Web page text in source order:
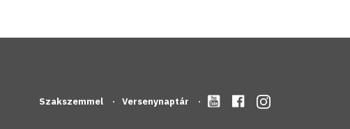
Szakszemmel Versenynaptár